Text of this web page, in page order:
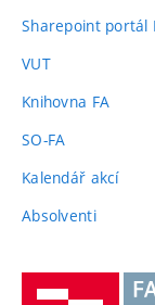
Sharepoint portál
VUT(externí
Knihovna FA
SO-FA
Kalendář akcí
Absolventi(externí